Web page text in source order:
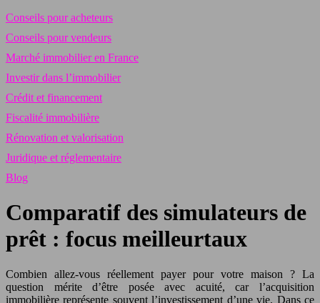
Conseils pour acheteurs
Conseils pour vendeurs
Marché immobilier en France
Investir dans l’immobilier
Crédit et financement
Fiscalité immobilière
Rénovation et valorisation
Juridique et réglementaire
Blog
Comparatif des simulateurs de
prêt : focus meilleurtaux
Combien allez-vous réellement payer pour votre maison ? La
question mérite d’être posée avec acuité, car l’acquisition
immobilière représente souvent l’investissement d’une vie. Dans ce